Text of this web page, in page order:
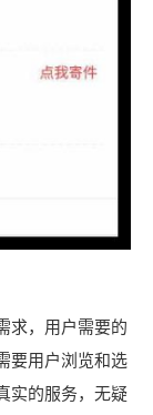
求，用户需要的
要用户浏览和选
实的服务，无疑